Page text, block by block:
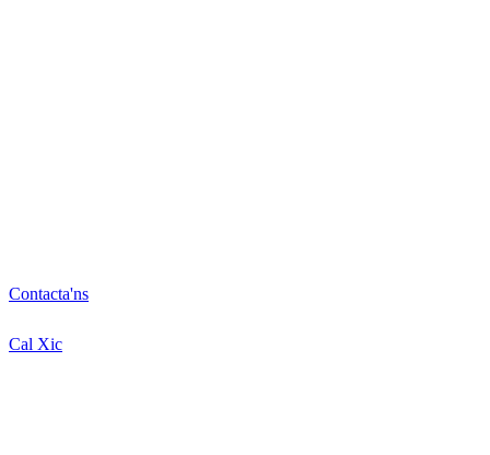
Contacta'ns
Cal Xic